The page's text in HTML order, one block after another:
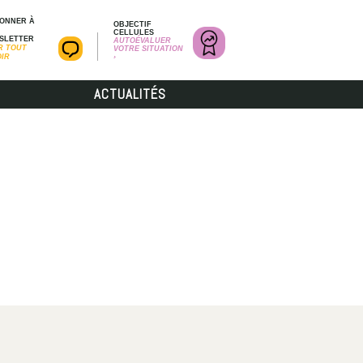
À
TOUT
OBJECTIF
CELLULES
AUTOÉVALUER
VOTRE SITUATION
›
ACTUALITÉS